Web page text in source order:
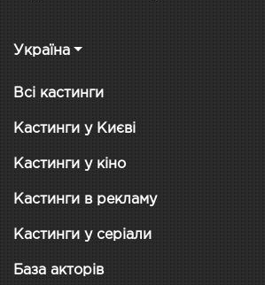
Україна
Всі кастинги
Кастинги у Києві
Кастинги у кіно
Кастинги в рекламу
Кастинги у серіали
База акторів